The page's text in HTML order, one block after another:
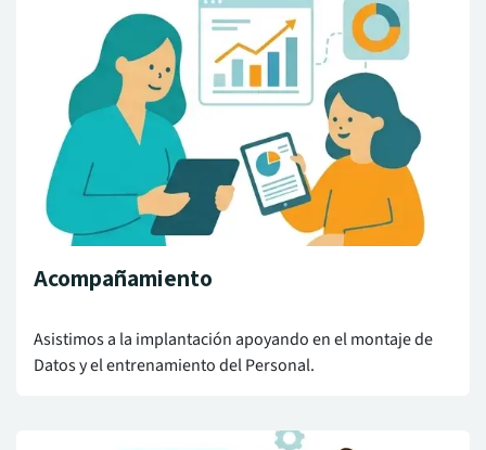
Acompañamiento
Asistimos a la implantación apoyando en el montaje de
Datos y el entrenamiento del Personal.